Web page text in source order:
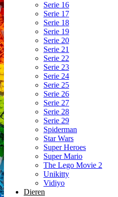
Serie 16
Serie 17
Serie 18
Serie 19
Serie 20
Serie 21
Serie 22
Serie 23
Serie 24
Serie 25
Serie 26
Serie 27
Serie 28
Serie 29
Spiderman
Star Wars
Super Heroes
Super Mario
The Lego Movie 2
Unikitty
Vidiyo
Dieren